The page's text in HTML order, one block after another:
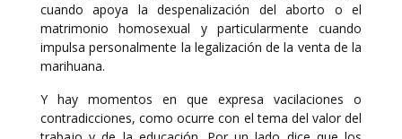
cuando apoya la despenalización del aborto o el
matrimonio homosexual y particularmente cuando
impulsa personalmente la legalización de la venta de la
marihuana.
Y hay momentos en que expresa vacilaciones o
contradicciones, como ocurre con el tema del valor del